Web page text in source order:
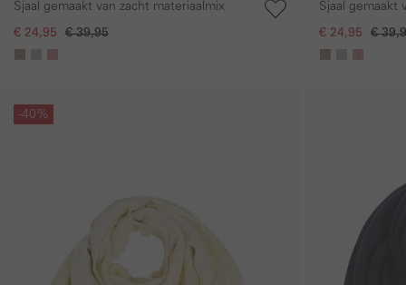
Sjaal gemaakt van zacht materiaalmix
€ 24,95 € 39,95
Sjaal gemaakt
€ 24,95 €
-40%